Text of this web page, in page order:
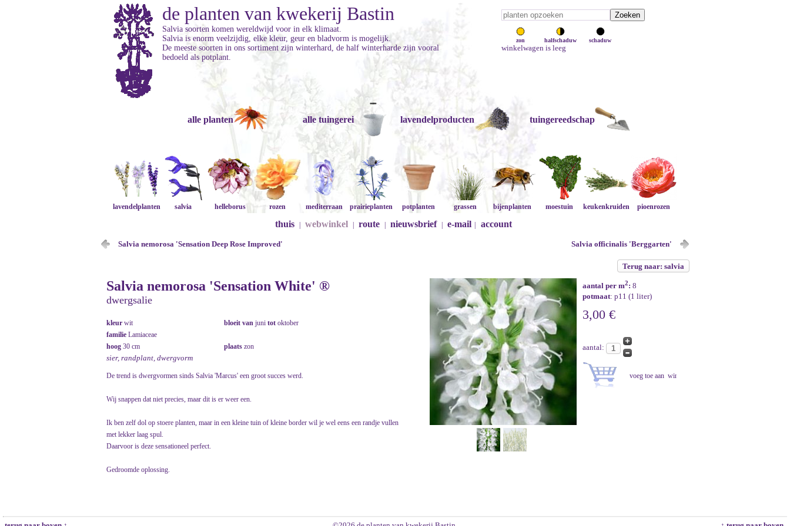
zon halfschaduw schaduw
winkelwagen is leeg
de planten van kwekerij Bastin
Salvia soorten komen wereldwijd voor in elk klimaat.
Salvia is enorm veelzijdig, elke kleur, geur en bladvorm is mogelijk.
De meeste soorten in ons sortiment zijn winterhard, de half winterharde zijn vooral
bedoeld als potplant.
alle planten alle tuingerei lavendelproducten tuingereedschap
lavendelplanten salvia helleborus rozen mediterraan prairieplanten potplanten grassen bijenplanten moestuin keukenkruiden pioenrozen
thuis webwinkel route nieuwsbrief e-mail account
Salvia nemorosa 'Sensation Deep Rose Improved' Salvia officinalis 'Berggarten'
Terug naar: salvia
Salvia nemorosa 'Sensation White' ®
dwergsalie
kleur wit bloeit van juni tot oktober
familie Lamiaceae
hoog 30 cm plaats zon
sier, randplant, dwergvorm
De trend is dwergvormen sinds Salvia 'Marcus' een groot succes werd.
Wij snappen dat niet precies, maar dit is er weer een.
Ik ben zelf dol op stoere planten, maar in een kleine tuin of kleine border wil je wel eens een randje vullen
met lekker laag spul.
Daarvoor is deze sensationeel perfect.
Gedroomde oplossing.
aantal per m2: 8
potmaat: p11 (1 liter)
3,00 €
aantal: